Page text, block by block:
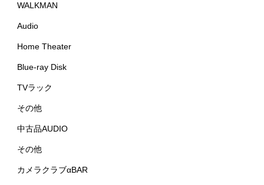
WALKMAN
Audio
Home Theater
Blue-ray Disk
TVラック
その他
中古品AUDIO
その他
カメラクラブαBAR